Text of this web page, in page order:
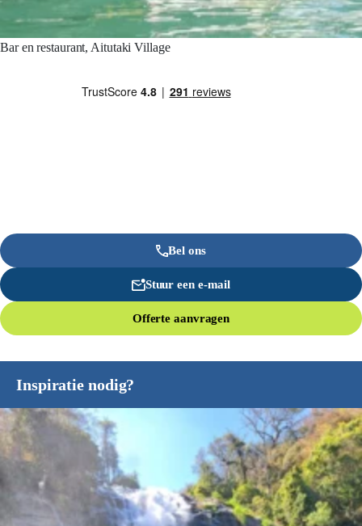
Bar en restaurant, Aitutaki Village
Bel ons
Stuur een e-mail
Offerte aanvragen
Inspiratie nodig?